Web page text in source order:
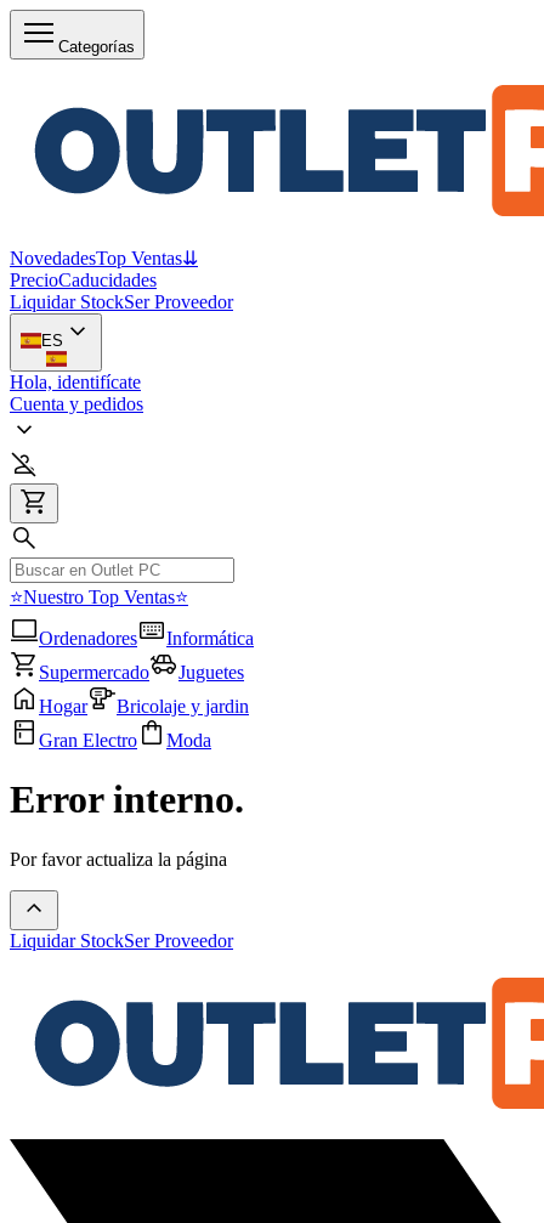
Categorías
NovedadesTop Ventas⇊
PrecioCaducidades
Liquidar StockSer Proveedor
ES
Hola, identifícate
Cuenta y pedidos
⭐Nuestro Top Ventas⭐
Ordenadores
Informática
Supermercado
Juguetes
Hogar
Bricolaje y jardin
Gran Electro
Moda
Error interno.
Por favor actualiza la página
Liquidar StockSer Proveedor